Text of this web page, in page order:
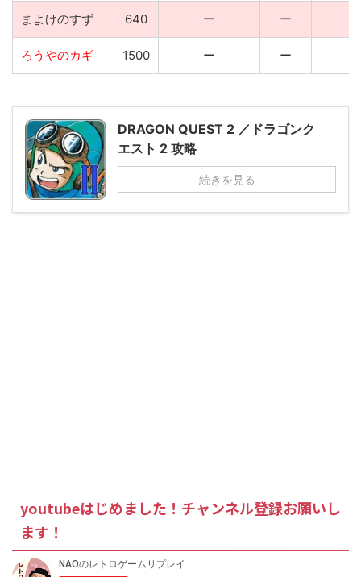
まよけのすず 640 ー ー
ろうやのカギ 1500 ー ー
DRAGON QUEST 2 ／ドラゴンク
エスト 2 攻略
続きを見る
youtubeはじめました！チャンネル登録お願いし
ます！